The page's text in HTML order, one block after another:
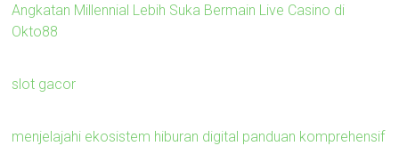
Angkatan Millennial Lebih Suka Bermain Live Casino di
Okto88
slot gacor
menjelajahi ekosistem hiburan digital panduan komprehensif